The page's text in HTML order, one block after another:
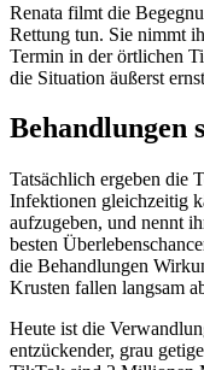
Renata filmt die
Rettung tun. Sie nimmt
Termin in der örtlichen
die Situation äußerst
Behandlungen
Tatsächlich ergeben die
Infektionen gleichzeitig
aufzugeben, und nennt
besten
die Behandlungen
Krusten fallen langsam
Heute ist die
entzückender, grau